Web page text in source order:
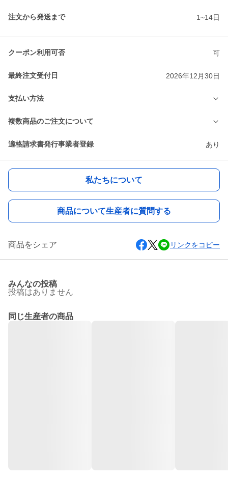
注文から発送まで 1~14日
クーポン利用可否 可
最終注文受付日 2026年12月30日
支払い方法
複数商品のご注文について
適格請求書発行事業者登録 あり
私たちについて
商品について生産者に質問する
商品をシェア リンクをコピー
みんなの投稿
投稿はありません
同じ生産者の商品